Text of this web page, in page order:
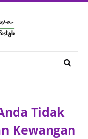
Tidak
Kewangan